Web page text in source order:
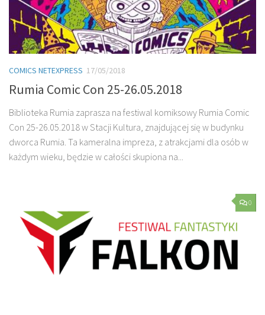
COMICS NETEXPRESS 17/05/2018
Rumia Comic Con 25-26.05.2018
Biblioteka Rumia zaprasza na festiwal komiksowy Rumia Comic
Con 25-26.05.2018 w Stacji Kultura, znajdującej się w budynku
dworca Rumia. Ta kameralna impreza, z atrakcjami dla osób w
każdym wieku, będzie w całości skupiona na...
0